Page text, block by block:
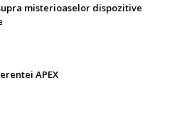
misterioaselor dispozitive
APEX